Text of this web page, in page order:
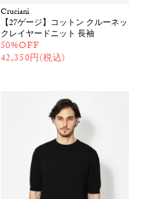
Cruciani
【27ゲージ】コットン クルーネッ
クレイヤードニット 長袖
50%OFF
42,350円(税込)